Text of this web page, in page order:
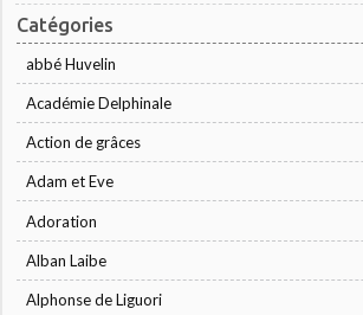
Catégories
abbé Huvelin
Académie Delphinale
Action de grâces
Adam et Eve
Adoration
Alban Laibe
Alphonse de Liguori